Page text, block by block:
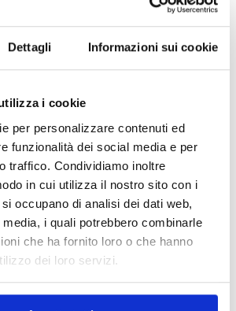
Dettagli Informazioni sui cookie
i cookie
per personalizzare contenuti ed
funzionalità dei social media e per
traffico. Condividiamo inoltre
in cui utilizza il nostro sito con i
occupano di analisi dei dati web,
i quali potrebbero combinarle
che ha fornito loro o che hanno
dei loro servizi.
Bosliq
ABOUT MYRLIQ
ABOUT OXIMACRO
Hepamyr
SallyCys